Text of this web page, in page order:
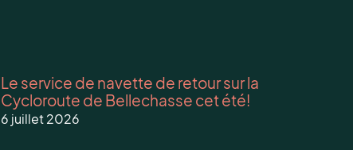
Le service de navette de retour sur la
Cycloroute de Bellechasse cet été!
6 juillet 2026